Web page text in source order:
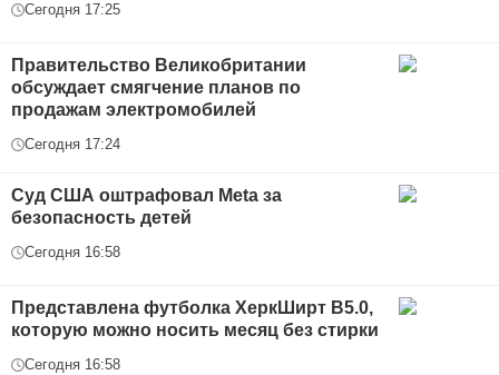
Сегодня 17:25
Правительство Великобритании
обсуждает смягчение планов по
продажам электромобилей
Сегодня 17:24
Суд США оштрафовал Meta за
безопасность детей
Сегодня 16:58
Представлена футболка ХеркШирт В5.0,
которую можно носить месяц без стирки
Сегодня 16:58